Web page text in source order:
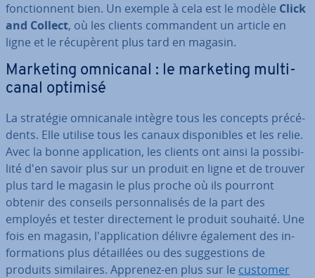
fonc­tion­nent bien. Un exemple à cela est le modèle Click
and Collect, où les clients com­man­dent un article en
ligne et le ré­cu­pè­rent plus tard en magasin.
Marketing omnicanal : le marketing mul­ti­
ca­nal optimisé
La stratégie om­ni­ca­nale intègre tous les concepts pré­cé­
dents. Elle utilise tous les canaux dis­po­nibles et les relie.
Avec la bonne ap­pli­ca­tion, les clients ont ainsi la pos­si­bi­
lité d'en savoir plus sur un produit en ligne et de trouver
plus tard le magasin le plus proche où ils pourront
obtenir des conseils per­son­na­li­sés de la part des
employés et tester di­rec­te­ment le produit souhaité. Une
fois en magasin, l'ap­pli­ca­tion délivre également des in­
for­ma­tions plus dé­tail­lées ou des sug­ges­tions de
produits si­mi­laires. Apprenez-en plus sur le customer